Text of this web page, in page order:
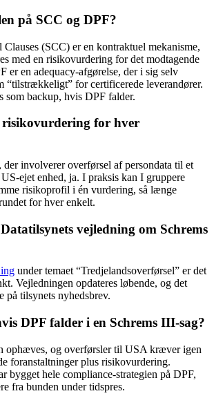
på SCC og DPF?
Clauses (SCC) er en kontraktuel mekanisme,
med en risikovurdering for det modtagende
er en adequacy-afgørelse, der i sig selv
“tilstrækkeligt” for certificerede leverandører.
som backup, hvis DPF falder.
risikovurdering for hver
involverer overførsel af persondata til et
ejet enhed, ja. I praksis kan I gruppere
risikoprofil i én vurdering, så længe
for hver enkelt.
vejledning om Schrems
under temaet “Tredjelandsoverførsel” er det
Vejledningen opdateres løbende, og det
på tilsynets nyhedsbrev.
DPF falder i en Schrems III-sag?
ophæves, og overførsler til USA kræver igen
foranstaltninger plus risikovurdering.
bygget hele compliance-strategien på DPF,
fra bunden under tidspres.